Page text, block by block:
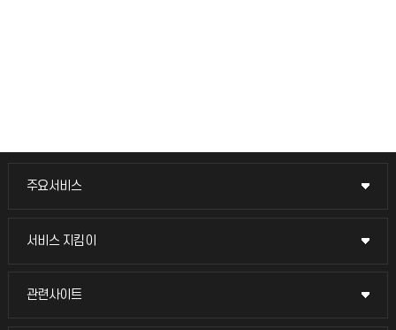
주요서비스
주요서비스
교무회의방송
서비스 지킴이
서비스 지킴이
묻고 답하기
관련사이트
관련사이트